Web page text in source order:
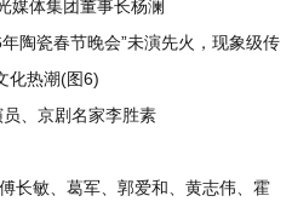
媒体集团董事长杨澜
、京剧名家李胜素
长敏、葛军、郭爱和、黄志伟、霍